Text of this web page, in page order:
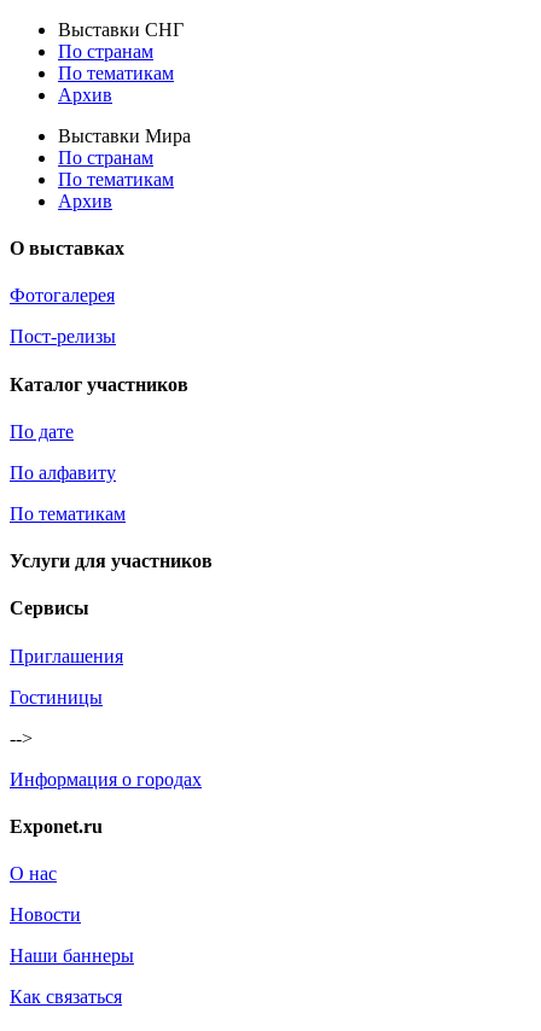
Выставки СНГ
По странам
По тематикам
Архив
Выставки Мира
По странам
По тематикам
Архив
О выставках
Фотогалерея
Пост-релизы
Каталог участников
По дате
По алфавиту
По тематикам
Услуги для участников
Сервисы
Приглашения
Гостиницы
-->
Информация о городах
Exponet.ru
О нас
Новости
Наши баннеры
Как связаться